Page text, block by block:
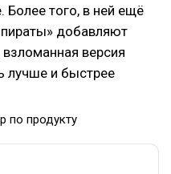
Более того, в ней ещё
добавляют
версия
лучше и быстрее
по продукту